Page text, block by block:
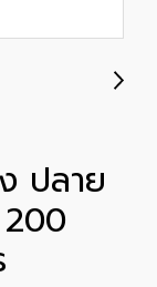
ปลาย
200